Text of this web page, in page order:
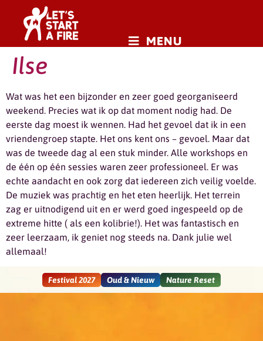
MENU
Ilse
Wat was het een bijzonder en zeer goed georganiseerd
weekend. Precies wat ik op dat moment nodig had. De
eerste dag moest ik wennen. Had het gevoel dat ik in een
vriendengroep stapte. Het ons kent ons – gevoel. Maar dat
was de tweede dag al een stuk minder. Alle workshops en
de één op één sessies waren zeer professioneel. Er was
echte aandacht en ook zorg dat iedereen zich veilig voelde.
De muziek was prachtig en het eten heerlijk. Het terrein
zag er uitnodigend uit en er werd goed ingespeeld op de
extreme hitte ( als een kolibrie!). Het was fantastisch en
zeer leerzaam, ik geniet nog steeds na. Dank julie wel
allemaal!
Festival 2027 Oud & Nieuw Nature Reset